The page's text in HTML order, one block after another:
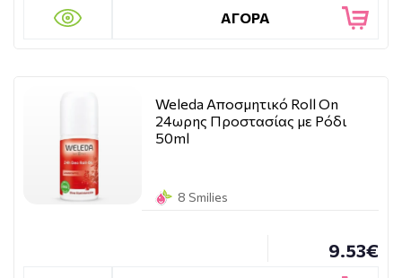
ΑΓΟΡΑ
Weleda Αποσμητικό Roll On
24ωρης Προστασίας με Ρόδι
50ml
8 Smilies
9.53€